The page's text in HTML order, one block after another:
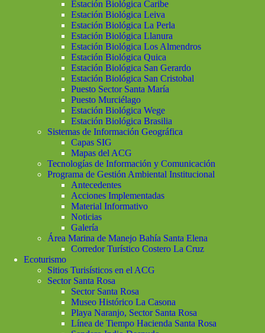
Estación Biológica Caribe
Estación Biológica Leiva
Estación Biológica La Perla
Estación Biológica Llanura
Estación Biológica Los Almendros
Estación Biológica Quica
Estación Biológica San Gerardo
Estación Biológica San Cristobal
Puesto Sector Santa María
Puesto Murciélago
Estación Biológica Wege
Estación Biológica Brasilia
Sistemas de Información Geográfica
Capas SIG
Mapas del ACG
Tecnologías de Información y Comunicación
Programa de Gestión Ambiental Institucional
Antecedentes
Acciones Implementadas
Material Informativo
Noticias
Galería
Área Marina de Manejo Bahía Santa Elena
Corredor Turístico Costero La Cruz
Ecoturismo
Sitios Turisísticos en el ACG
Sector Santa Rosa
Sector Santa Rosa
Museo Histórico La Casona
Playa Naranjo, Sector Santa Rosa
Línea de Tiempo Hacienda Santa Rosa